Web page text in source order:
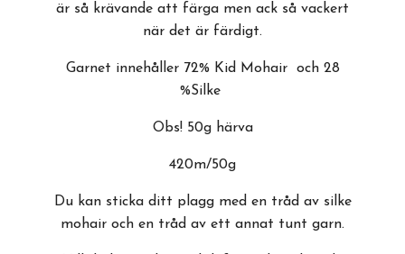
är så krävande att färga men ack så vackert
när det är färdigt.
Garnet innehåller 72% Kid Mohair och 28
%Silke
Obs! 50g härva
420m/50g
Du kan sticka ditt plagg med en tråd av silke
mohair och en tråd av ett annat tunt garn.